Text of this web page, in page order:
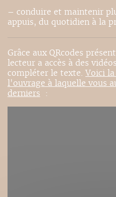
– conduire et maintenir
appuis, du quotidien à la
Grâce aux QRcodes
lecteur a accès à des
compléter le texte. Voici
l'ouvrage à laquelle vous
derniers :